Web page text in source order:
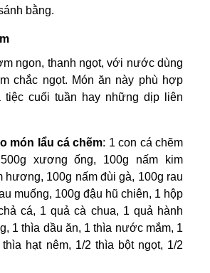
bằng.
ngon, thanh ngọt, với nước dùng
chắc ngọt. Món ăn này phù hợp
tiệc cuối tuần hay những dịp liên
món lẩu cá chẽm: 1 con cá chẽm
xương ống, 100g nấm kim
hương, 100g nấm đùi gà, 100g rau
muống, 100g đậu hũ chiên, 1 hộp
cá, 1 quả cà chua, 1 quả hành
1 thìa dầu ăn, 1 thìa nước mắm, 1
hạt nêm, 1/2 thìa bột ngọt, 1/2